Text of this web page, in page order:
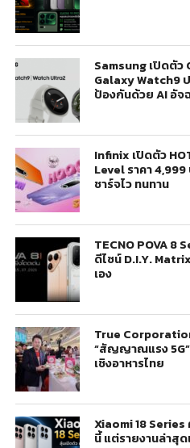
Samsung เปิดตัว
Galaxy Watch9
ป้องกันด้วย AI อัจ
Infinix เปิดตัว
Level ราคา
ชาร์จไว ทนทาน
TECNO POVA 8
ดีไซน์ D.I.Y.
เอง
True
“สัญญาณแรง
เชิงอาหารไทย
Xiaomi 18
นี้ แต่รายงานล่าสุ